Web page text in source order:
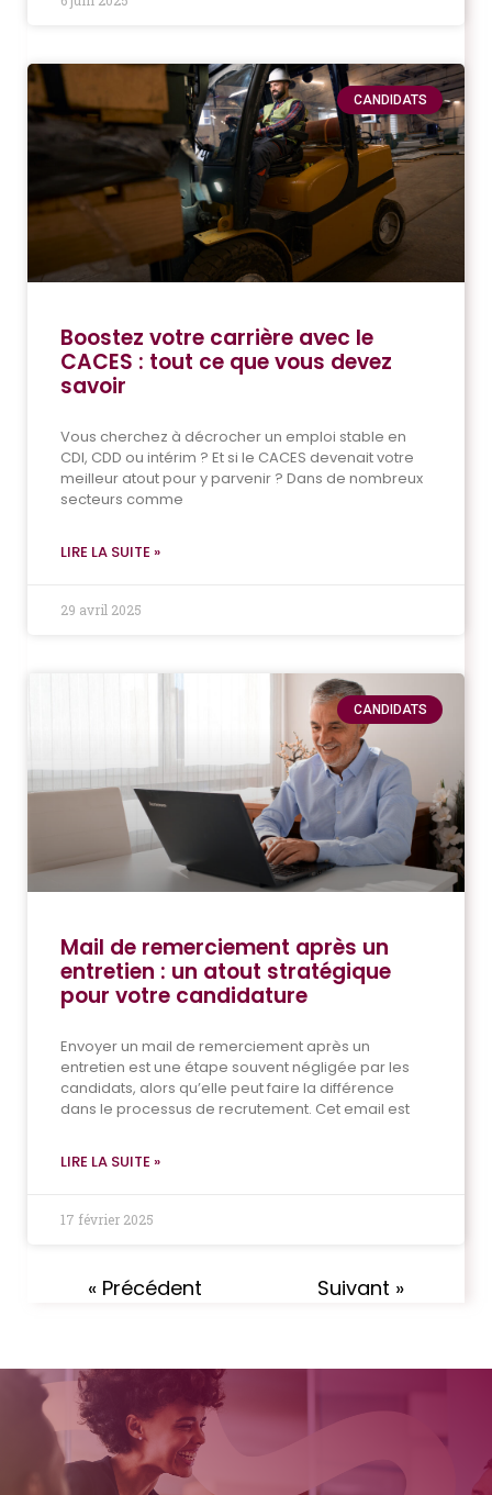
CANDIDATS
Boostez votre carrière avec le
CACES : tout ce que vous devez
savoir
Vous cherchez à décrocher un emploi stable en
CDI, CDD ou intérim ? Et si le CACES devenait votre
meilleur atout pour y parvenir ? Dans de nombreux
secteurs comme
LIRE LA SUITE »
29 avril 2025
CANDIDATS
Mail de remerciement après un
entretien : un atout stratégique
pour votre candidature
Envoyer un mail de remerciement après un
entretien est une étape souvent négligée par les
candidats, alors qu’elle peut faire la différence
dans le processus de recrutement. Cet email est
LIRE LA SUITE »
17 février 2025
« Précédent Suivant »